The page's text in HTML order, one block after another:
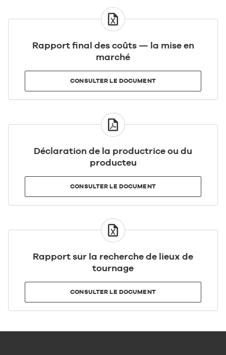
Rapport final des coûts — la mise en
marché
CONSULTER LE DOCUMENT
CONSULTER
LE
DOCUMENT
Déclaration de la productrice ou du
producteu
CONSULTER LE DOCUMENT
CONSULTER
LE
DOCUMENT
Rapport sur la recherche de lieux de
tournage
CONSULTER LE DOCUMENT
CONSULTER
LE
DOCUMENT